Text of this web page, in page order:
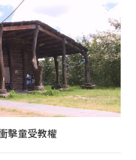
擊童受教權